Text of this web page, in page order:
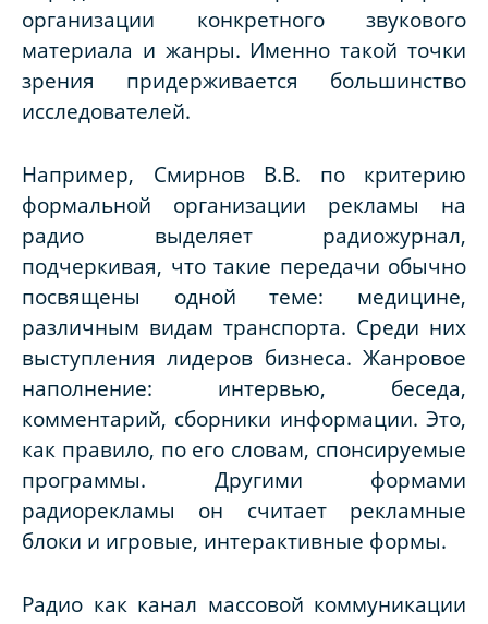
организации конкретного звукового
материала и жанры. Именно такой точки
зрения придерживается большинство
исследователей.
Например, Смирнов В.В. по критерию
формальной организации рекламы на
радио выделяет радиожурнал,
подчеркивая, что такие передачи обычно
посвящены одной теме: медицине,
различным видам транспорта. Среди них
выступления лидеров бизнеса. Жанровое
наполнение: интервью, беседа,
комментарий, сборники информации. Это,
как правило, по его словам, спонсируемые
программы. Другими формами
радиорекламы он считает рекламные
блоки и игровые, интерактивные формы.
Радио как канал массовой коммуникации